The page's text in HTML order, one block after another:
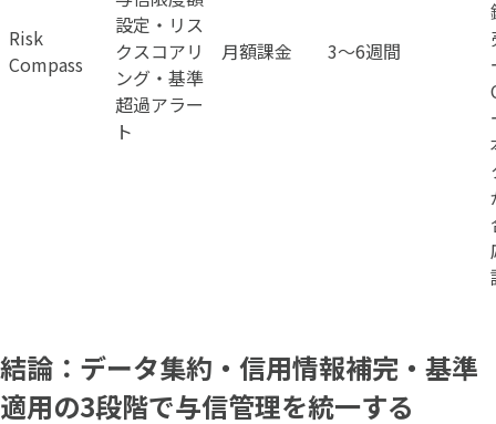
Risk
Compass
設定・リス
クスコアリ
ング・基準
超過アラー
ト
月額課金 3〜6週間
結論：データ集約・信用情報補完・基準
適用の3段階で与信管理を統一する